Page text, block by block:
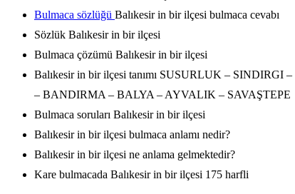
Bulmaca sözlüğü Balıkesir in bir ilçesi bulmaca cevabı
Sözlük Balıkesir in bir ilçesi
Bulmaca çözümü Balıkesir in bir ilçesi
Balıkesir in bir ilçesi tanımı SUSURLUK –
– BANDIRMA – BALYA – AYVALIK – SAVAŞTEPE
Bulmaca soruları Balıkesir in bir ilçesi
Balıkesir in bir ilçesi bulmaca anlamı nedir?
Balıkesir in bir ilçesi ne anlama gelmektedir?
Kare bulmacada Balıkesir in bir ilçesi 175 harfli